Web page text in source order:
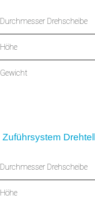
Durchmesser Drehscheibe
Höhe
Gewicht
Zuführsystem
Durchmesser Drehscheibe
Höhe